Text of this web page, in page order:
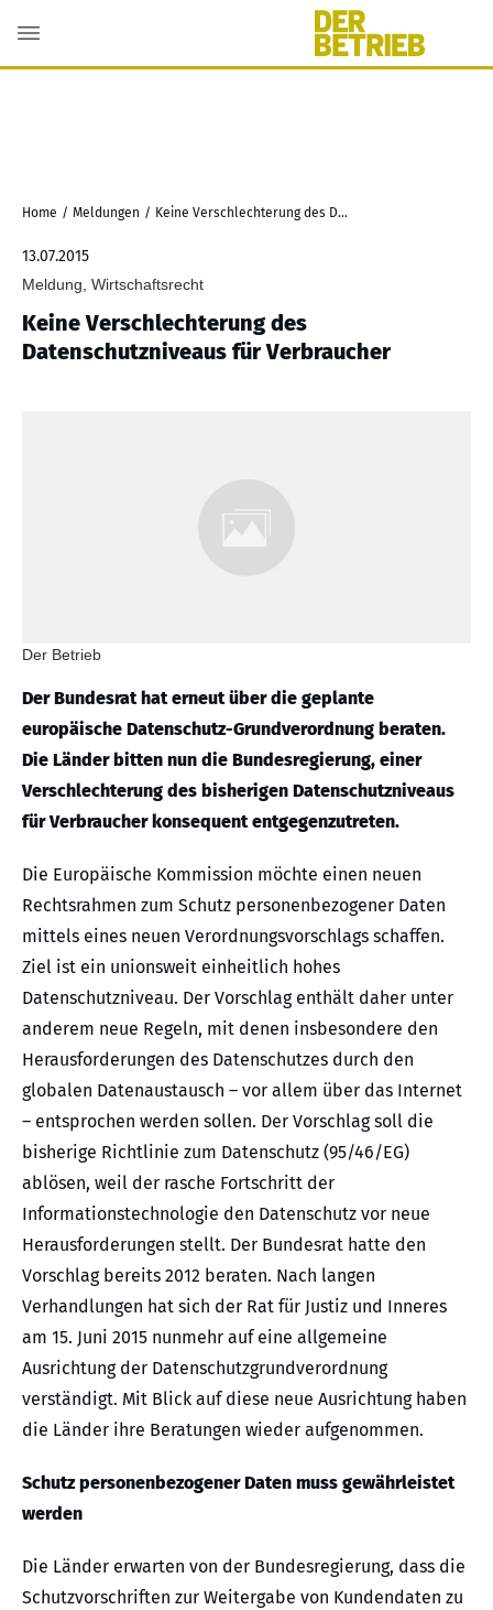
Home / Meldungen / Keine Verschlechterung des Datenschutzniveaus für Verbraucher
13.07.2015
Meldung, Wirtschaftsrecht
Keine Verschlechterung des
Datenschutzniveaus für Verbraucher
Der Betrieb
Der Bundesrat hat erneut über die geplante
europäische Datenschutz-Grundverordnung beraten.
Die Länder bitten nun die Bundesregierung, einer
Verschlechterung des bisherigen Datenschutzniveaus
für Verbraucher konsequent entgegenzutreten.
Die Europäische Kommission möchte einen neuen
Rechtsrahmen zum Schutz personenbezogener Daten
mittels eines neuen Verordnungsvorschlags schaffen.
Ziel ist ein unionsweit einheitlich hohes
Datenschutzniveau. Der Vorschlag enthält daher unter
anderem neue Regeln, mit denen insbesondere den
Herausforderungen des Datenschutzes durch den
globalen Datenaustausch – vor allem über das Internet
– entsprochen werden sollen. Der Vorschlag soll die
bisherige Richtlinie zum Datenschutz (95/46/EG)
ablösen, weil der rasche Fortschritt der
Informationstechnologie den Datenschutz vor neue
Herausforderungen stellt. Der Bundesrat hatte den
Vorschlag bereits 2012 beraten. Nach langen
Verhandlungen hat sich der Rat für Justiz und Inneres
am 15. Juni 2015 nunmehr auf eine allgemeine
Ausrichtung der Datenschutzgrundverordnung
verständigt. Mit Blick auf diese neue Ausrichtung haben
die Länder ihre Beratungen wieder aufgenommen.
Schutz personenbezogener Daten muss gewährleistet
werden
Die Länder erwarten von der Bundesregierung, dass die
Schutzvorschriften zur Weitergabe von Kundendaten zu